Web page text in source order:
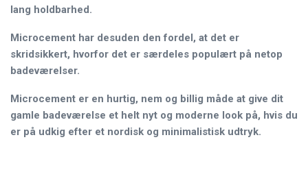
lang holdbarhed.
Microcement har desuden den fordel, at det er
skridsikkert, hvorfor det er særdeles populært på netop
badeværelser.
Microcement er en hurtig, nem og billig måde at give dit
gamle badeværelse et helt nyt og moderne look på, hvis du
er på udkig efter et nordisk og minimalistisk udtryk.